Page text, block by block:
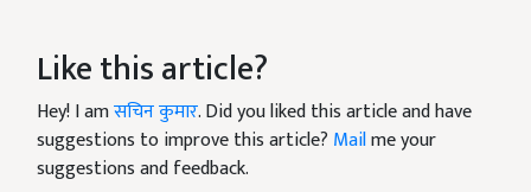
Like this article?
Hey! I amसचिन कुमार. Did you liked this article and have
suggestions to improve this article? Mailme your
suggestions and feedback.